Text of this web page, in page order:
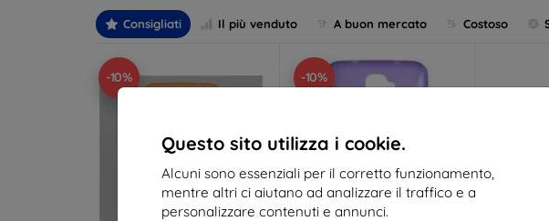
Questo sito utilizza i cookie.
Alcuni sono essenziali per il corretto funzionamento,
mentre altri ci aiutano ad analizzare il traffico e a
personalizzare contenuti e annunci.
Consigliati Il più venduto A buon mercato Costoso
-10% -10%